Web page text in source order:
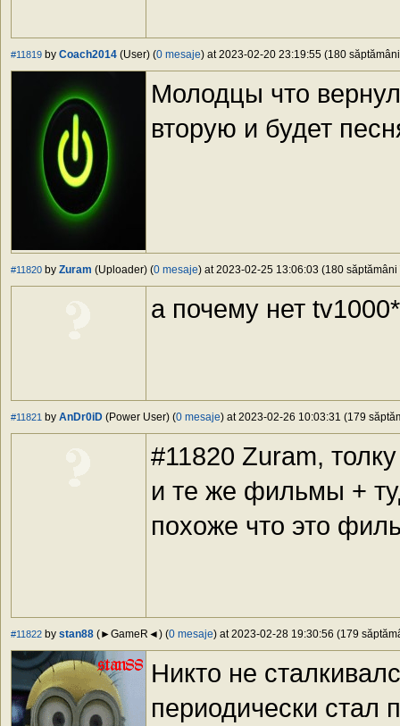
#11819 by Coach2014 (User) (0 mesaje) at 2023-02-20 23:19:55 (180
Молодцы что
вторую и будет
#11820 by Zuram (Uploader) (0 mesaje) at 2023-02-25 13:06:03 (180 săptămâni
а почему нет
#11821 by AnDr0iD (Power User) (0 mesaje) at 2023-02-26 10:03:31 (179
#11820 Zuram,
и те же фильмы +
похоже что это
#11822 by stan88 (►GameR◄) (0 mesaje) at 2023-02-28 19:30:56 (179
Никто не
периодически стал